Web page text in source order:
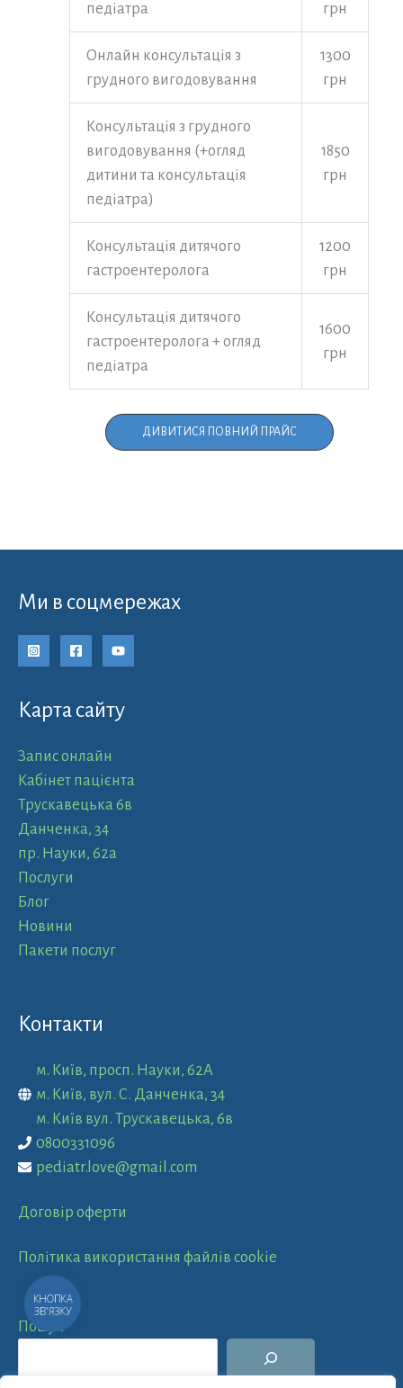
педіатра
грн
Онлайн консультація з
грудного вигодовування
1300
грн
Консультація з грудного
вигодовування (+огляд
дитини та консультація
педіатра)
1850
грн
Консультація дитячого
гастроентеролога
1200
грн
Консультація дитячого
гастроентеролога + огляд
педіатра
1600
грн
ДИВИТИСЯ ПОВНИЙ ПРАЙС
Ми в соцмережах
Карта сайту
Запис онлайн
Кабінет пацієнта
Трускавецька 6в
Данченка, 34
пр. Науки, 62а
Послуги
Блог
Новини
Пакети послуг
Контакти
м. Київ, просп. Науки, 62А
м. Київ, вул. С. Данченка, 34
м. Київ вул. Трускавецька, 6в
0800331096
pediatr.love@gmail.com
Договір оферти
Політика використання файлів cookie
Пошук
КНОПКА
ЗВ'ЯЗКУ